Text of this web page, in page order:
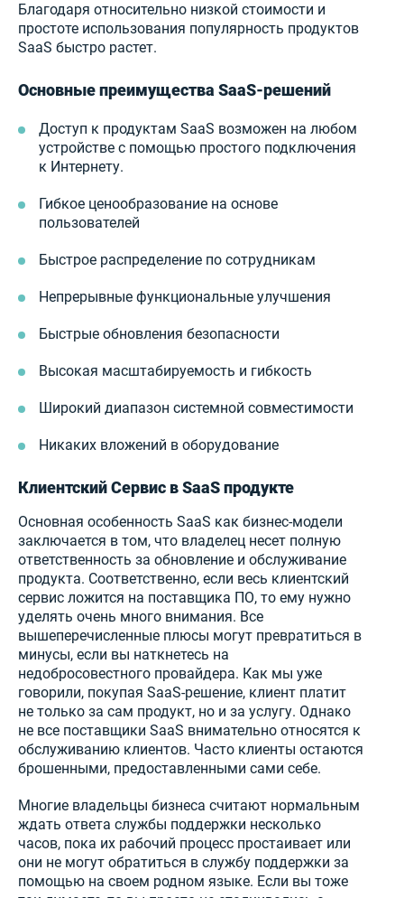
Благодаря относительно низкой стоимости и
простоте использования популярность продуктов
SaaS быстро растет.
Основные преимущества SaaS-решений
Доступ к продуктам SaaS возможен на любом
устройстве с помощью простого подключения
к Интернету.
Гибкое ценообразование на основе
пользователей
Быстрое распределение по сотрудникам
Непрерывные функциональные улучшения
Быстрые обновления безопасности
Высокая масштабируемость и гибкость
Широкий диапазон системной совместимости
Никаких вложений в оборудование
Клиентский Сервис в SaaS продукте
Основная особенность SaaS как бизнес-модели
заключается в том, что владелец несет полную
ответственность за обновление и обслуживание
продукта. Соответственно, если весь клиентский
сервис ложится на поставщика ПО, то ему нужно
уделять очень много внимания. Все
вышеперечисленные плюсы могут превратиться в
минусы, если вы наткнетесь на
недобросовестного провайдера. Как мы уже
говорили, покупая SaaS-решение, клиент платит
не только за сам продукт, но и за услугу. Однако
не все поставщики SaaS внимательно относятся к
обслуживанию клиентов. Часто клиенты остаются
брошенными, предоставленными сами себе.
Многие владельцы бизнеса считают нормальным
ждать ответа службы поддержки несколько
часов, пока их рабочий процесс простаивает или
они не могут обратиться в службу поддержки за
помощью на своем родном языке. Если вы тоже